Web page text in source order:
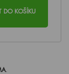
DO KOŠÍKU
.